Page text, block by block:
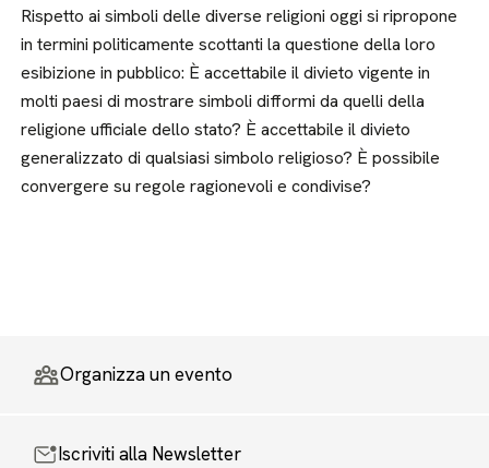
Rispetto ai simboli delle diverse religioni oggi si ripropone
in termini politicamente scottanti la questione della loro
esibizione in pubblico: È accettabile il divieto vigente in
molti paesi di mostrare simboli difformi da quelli della
religione ufficiale dello stato? È accettabile il divieto
generalizzato di qualsiasi simbolo religioso? È possibile
convergere su regole ragionevoli e condivise?
Organizza un evento
Iscriviti alla Newsletter